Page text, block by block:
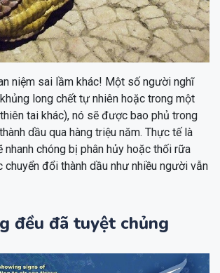
niệm sai lầm khác! Một số người nghĩ
long chết tự nhiên hoặc trong một
tai khác), nó sẽ được bao phủ trong
dầu qua hàng triệu năm. Thực tế là
chóng bị phân hủy hoặc thối rữa
đổi thành dầu như nhiều người vẫn
đều đã tuyệt chủng